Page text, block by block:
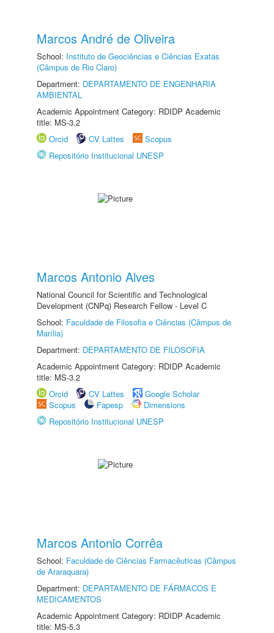
Marcos André de Oliveira
School: Instituto de Geociências e Ciências Exatas
(Câmpus de Rio Claro)
Department: DEPARTAMENTO DE ENGENHARIA
AMBIENTAL
Academic Appointment Category: RDIDP Academic
title: MS-3.2
Orcid
CV Lattes
Scopus
Repositório Institucional UNESP
Marcos Antonio Alves
National Council for Scientific and Technological
Development (CNPq) Research Fellow - Level C
School: Faculdade de Filosofia e Ciências (Câmpus de
Marília)
Department: DEPARTAMENTO DE FILOSOFIA
Academic Appointment Category: RDIDP Academic
title: MS-3.2
Orcid
CV Lattes
Google Scholar
Scopus
Fapesp
Dimensions
Repositório Institucional UNESP
Marcos Antonio Corrêa
School: Faculdade de Ciências Farmacêuticas (Câmpus
de Araraquara)
Department: DEPARTAMENTO DE FÁRMACOS E
MEDICAMENTOS
Academic Appointment Category: RDIDP Academic
title: MS-5.3